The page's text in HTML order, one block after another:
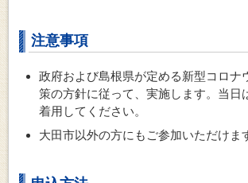
注意事項
政府および島根県が定める新型コロナ
策の方針に従って、実施します。当日
着用してください。
大田市以外の方にもご参加いただけま